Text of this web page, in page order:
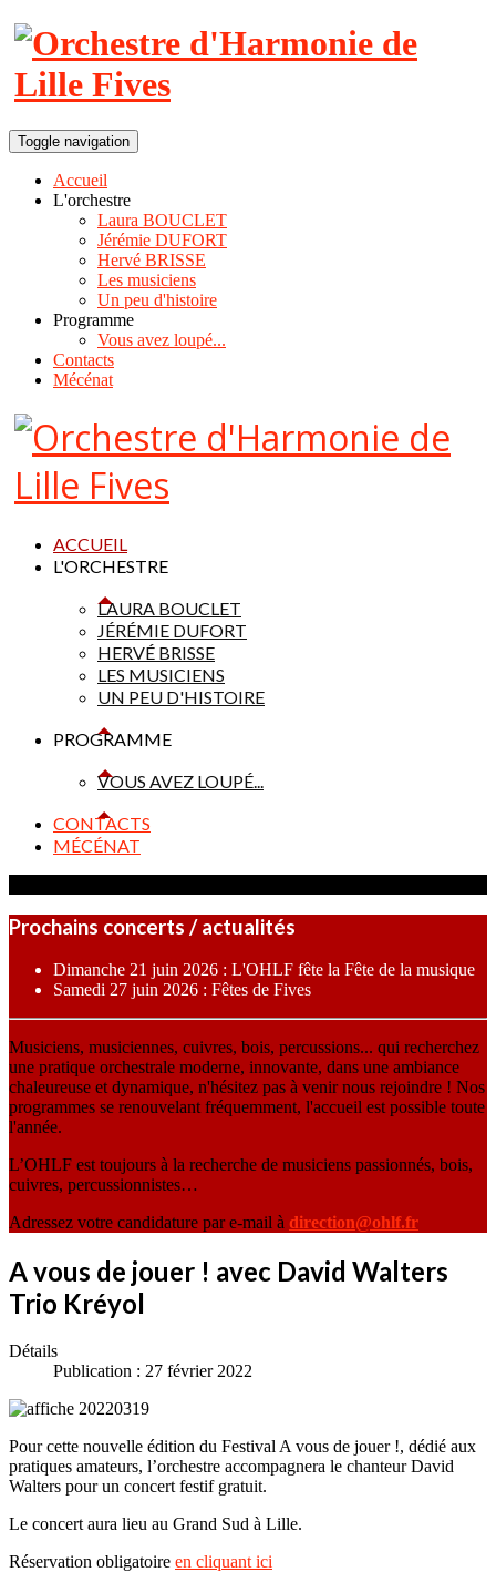
Toggle navigation
Accueil
L'orchestre
Laura BOUCLET
Jérémie DUFORT
Hervé BRISSE
Les musiciens
Un peu d'histoire
Programme
Vous avez loupé...
Contacts
Mécénat
ACCUEIL
L'ORCHESTRE
LAURA BOUCLET
JÉRÉMIE DUFORT
HERVÉ BRISSE
LES MUSICIENS
UN PEU D'HISTOIRE
PROGRAMME
VOUS AVEZ LOUPÉ...
CONTACTS
MÉCÉNAT
Prochains concerts / actualités
Dimanche 21 juin 2026 : L'OHLF fête la Fête de la musique
Samedi 27 juin 2026 : Fêtes de Fives
Musiciens, musiciennes, cuivres, bois, percussions... qui recherchez
une pratique orchestrale moderne, innovante, dans une ambiance
chaleureuse et dynamique, n'hésitez pas à venir nous rejoindre ! Nos
programmes se renouvelant fréquemment, l'accueil est possible toute
l'année.
L’OHLF est toujours à la recherche de musiciens passionnés, bois,
cuivres, percussionnistes…
Adressez votre candidature par e-mail à direction@ohlf.fr
A vous de jouer ! avec David Walters
Trio Kréyol
Détails
Publication : 27 février 2022
Pour cette nouvelle édition du Festival A vous de jouer !, dédié aux
pratiques amateurs, l’orchestre accompagnera le chanteur David
Walters pour un concert festif gratuit.
Le concert aura lieu au Grand Sud à Lille.
Réservation obligatoire en cliquant ici